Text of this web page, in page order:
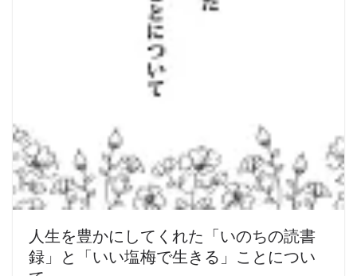
人生を豊かにしてくれた「いのちの読書
録」と「いい塩梅で生きる」ことについ